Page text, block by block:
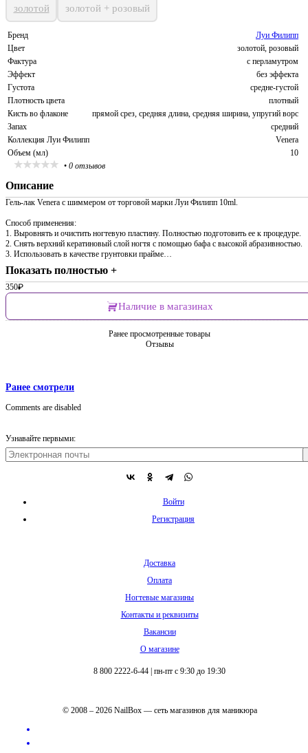
золотой золотой + розовый
Бренд
Луи Филипп
Цвет
золотой, розовый
Фактура
с перламутром
Эффект
без эффекта
Густота
средне-густой
Плотность цвета
плотный
Кисть во флаконе
прямой срез, средняя длина, средняя ширина, упругий ворс
Запах
средний
Коллекция Луи Филипп
Venera
Объем (мл)
10
• 0 отзывов
Описание
Гель-лак Venera с шиммером от торговой марки Луи Филипп 10ml.
Способ применения:
1. Выровнять и очистить ногтевую пластину. Полностью подготовить ее к процедуре.
2. Снять верхний кератиновый слой ногтя с помощью бафа с высокой абразивностью.
3. Использовать в качестве грунтовки прайме…
Показать полностью +
350₽
Наличие в магазинах
Ранее просмотренные товары
Отзывы
Ранее смотрели
Comments are disabled
Узнавайте первыми:
Войти
Регистрация
Доставка
Оплата
Ногтевые магазины
Контакты и реквизиты
Вакансии
О магазине
8 800 2222-6-44 пн-пт с 9:30 до 19:30
© 2008 – 2026 NailBox — сеть магазинов для маникюра